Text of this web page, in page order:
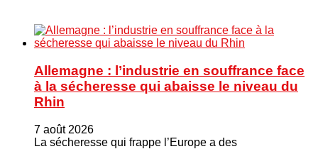
Allemagne : l’industrie en souffrance face
à la sécheresse qui abaisse le niveau du
Rhin
7 août 2026
La sécheresse qui frappe l’Europe a des